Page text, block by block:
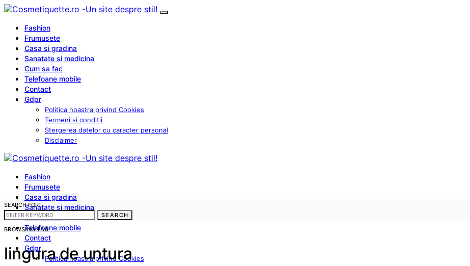
Fashion
Frumusete
Casa si gradina
Sanatate si medicina
Cum sa fac
Telefoane mobile
Contact
Gdpr
Politica noastra privind Cookies
Termeni si conditii
Stergerea datelor cu caracter personal
Disclaimer
Fashion
Frumusete
Casa si gradina
Sanatate si medicina
Cum sa fac
Telefoane mobile
Contact
Gdpr
Politica noastra privind Cookies
SEARCH FOR:
SEARCH
BROWSING TAG
lingura de untura